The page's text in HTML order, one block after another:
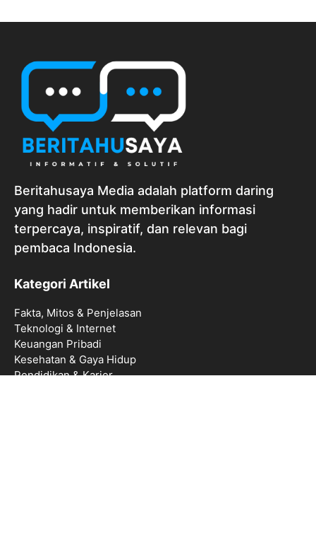
Beritahusaya Media adalah platform daring
yang hadir untuk memberikan informasi
terpercaya, inspiratif, dan relevan bagi
pembaca Indonesia.
Kategori Artikel
Fakta, Mitos & Penjelasan
Teknologi & Internet
Keuangan Pribadi
Kesehatan & Gaya Hidup
Pendidikan & Karier